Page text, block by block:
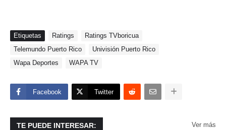
Etiquetas Ratings
Ratings TVboricua
Telemundo Puerto Rico
Univisión Puerto Rico
Wapa Deportes
WAPA TV
Facebook Twitter
TE PUEDE INTERESAR: Ver más